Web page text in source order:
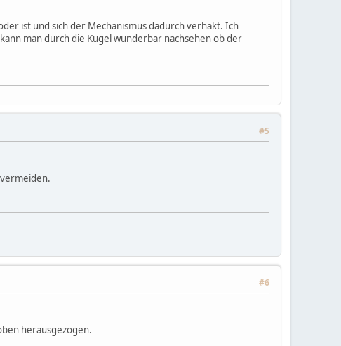
ist und sich der Mechanismus dadurch verhakt. Ich
man durch die Kugel wunderbar nachsehen ob der
#5
#6
herausgezogen.